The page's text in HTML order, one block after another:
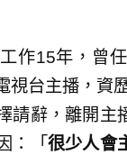
作15年，曾
視台主播，資
請辭，離開主
：「 很少人會